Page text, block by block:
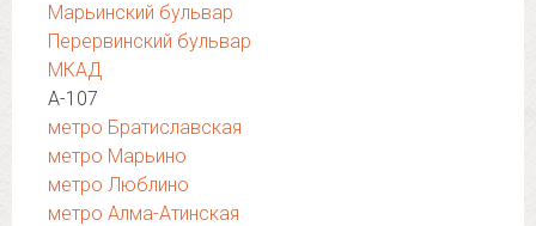
Марьинский бульвар
Перервинский бульвар
МКАД
А-107
метро Братиславская
метро Марьино
метро Люблино
метро Алма-Атинская